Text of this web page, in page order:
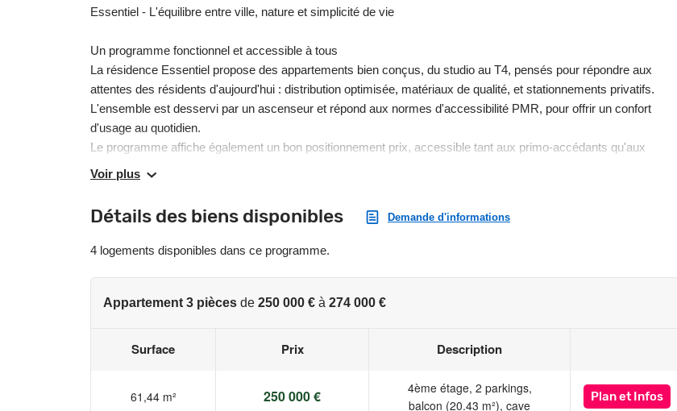
Essentiel - L'équilibre entre ville, nature et simplicité de vie
Un programme fonctionnel et accessible à tous
La résidence Essentiel propose des appartements bien conçus, du studio au T4, pensés pour répondre aux
attentes des résidents d'aujourd'hui : distribution optimisée, matériaux de qualité, et stationnements privatifs.
L'ensemble est desservi par un ascenseur et répond aux normes d'accessibilité PMR, pour offrir un confort
d'usage au quotidien.
Le programme affiche également un bon positionnement prix, accessible tant aux primo-accédants qu'aux
investisseurs.
Implantée dans le quartier Écosphère à Hérouville-Lébisey, la résidence s'inscrit dans une démarche éco-urbaine
favorisant les mobilités douces, la biodiversité et la sobriété énergétique.
commerces, les équipements publics et les transports en commun.
Un choix responsable, dans un cadre de vie en accord avec les enjeux contemporains.
À la croisée des pôles d'emplois, de l'université et de la technopole, Essentiel bénéficie d'un emplacement
Avec sa bonne accessibilité, son équilibre entre résidences principales et investissement locatif, et une livraison
Voir plus
Détails des biens disponibles Demande d'informations
4 logements disponibles dans ce programme.
Appartement 3 pièces de 250 000 € à 274 000 €
Surface Prix Description
61,44 m² 250 000 €
4ème étage, 2 parkings,
balcon (20.43 m²), cave
Planet Infos